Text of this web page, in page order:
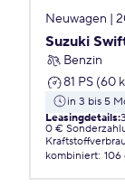
Neuwagen |
Suzuki
Benzin
81 PS (60
in 3 bis 5
Leasingdetails:
0 €
kombiniert: 106